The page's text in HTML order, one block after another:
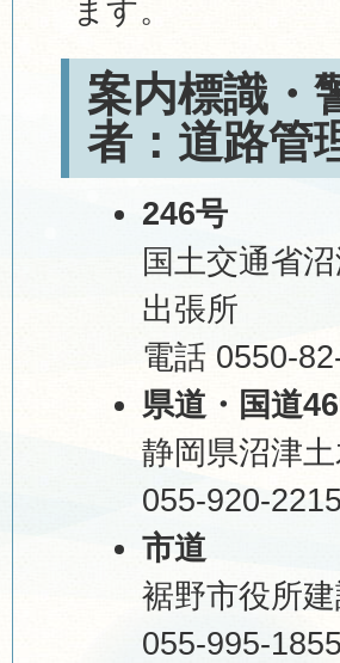
ます。
案内標識・
者：道路管
246号
国土交通省
出張所
電話 0550-
県道・国道
静岡県沼津
055-920-
市道
裾野市役所
055-995-